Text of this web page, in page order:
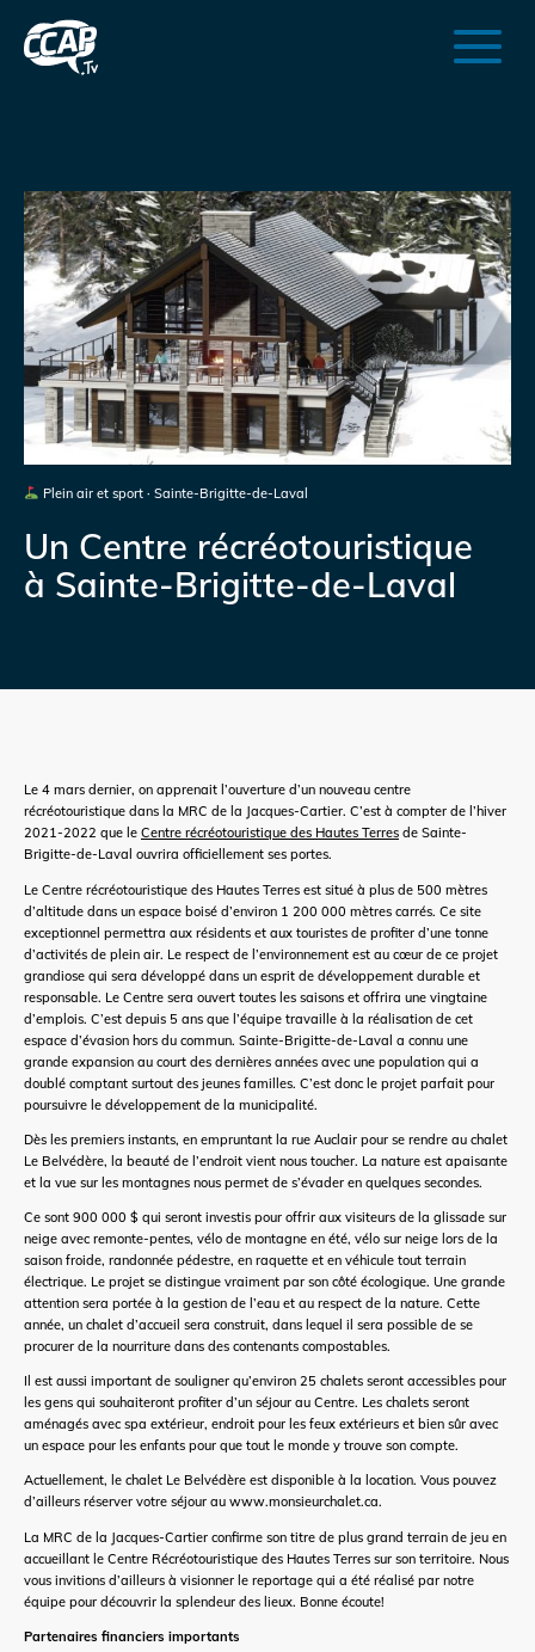
Plein air et sport · Sainte-Brigitte-de-Laval
Un Centre récréotouristique
à Sainte-Brigitte-de-Laval
Le 4 mars dernier, on apprenait l’ouverture d’un nouveau centre
récréotouristique dans la MRC de la Jacques-Cartier. C’est à compter de l’hiver
2021-2022 que le Centre récréotouristique des Hautes Terres de Sainte-
Brigitte-de-Laval ouvrira officiellement ses portes.
Le Centre récréotouristique des Hautes Terres est situé à plus de 500 mètres
d’altitude dans un espace boisé d’environ 1 200 000 mètres carrés. Ce site
exceptionnel permettra aux résidents et aux touristes de profiter d’une tonne
d’activités de plein air. Le respect de l’environnement est au cœur de ce projet
grandiose qui sera développé dans un esprit de développement durable et
responsable. Le Centre sera ouvert toutes les saisons et offrira une vingtaine
d’emplois. C’est depuis 5 ans que l’équipe travaille à la réalisation de cet
espace d’évasion hors du commun. Sainte-Brigitte-de-Laval a connu une
grande expansion au court des dernières années avec une population qui a
doublé comptant surtout des jeunes familles. C’est donc le projet parfait pour
poursuivre le développement de la municipalité.
Dès les premiers instants, en empruntant la rue Auclair pour se rendre au chalet
Le Belvédère, la beauté de l’endroit vient nous toucher. La nature est apaisante
et la vue sur les montagnes nous permet de s’évader en quelques secondes.
Ce sont 900 000 $ qui seront investis pour offrir aux visiteurs de la glissade sur
neige avec remonte-pentes, vélo de montagne en été, vélo sur neige lors de la
saison froide, randonnée pédestre, en raquette et en véhicule tout terrain
électrique. Le projet se distingue vraiment par son côté écologique. Une grande
attention sera portée à la gestion de l’eau et au respect de la nature. Cette
année, un chalet d’accueil sera construit, dans lequel il sera possible de se
procurer de la nourriture dans des contenants compostables.
Il est aussi important de souligner qu’environ 25 chalets seront accessibles pour
les gens qui souhaiteront profiter d’un séjour au Centre. Les chalets seront
aménagés avec spa extérieur, endroit pour les feux extérieurs et bien sûr avec
un espace pour les enfants pour que tout le monde y trouve son compte.
Actuellement, le chalet Le Belvédère est disponible à la location. Vous pouvez
d’ailleurs réserver votre séjour au www.monsieurchalet.ca.
La MRC de la Jacques-Cartier confirme son titre de plus grand terrain de jeu en
accueillant le Centre Récréotouristique des Hautes Terres sur son territoire. Nous
vous invitions d’ailleurs à visionner le reportage qui a été réalisé par notre
équipe pour découvrir la splendeur des lieux. Bonne écoute!
Partenaires financiers importants